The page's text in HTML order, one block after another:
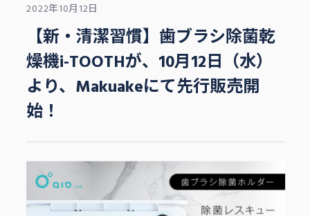
2022年10月12日
【新・清潔習慣】歯ブラシ除菌乾
燥機i-TOOTHが、10月12日（水）
より、Makuakeにて先行販売開
始！